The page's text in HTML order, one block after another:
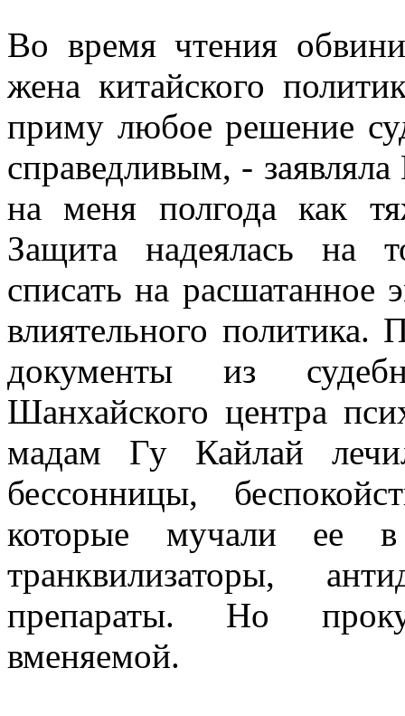
Во время чтения
жена китайского
приму любое решение
справедливым, -
на меня полгода как
Защита надеялась на
списать на расшатанное
влиятельного политика.
документы из
Шанхайского центра
мадам Гу Кайлай
бессонницы,
которые мучали ее
транквилизаторы,
препараты. Но
вменяемой.